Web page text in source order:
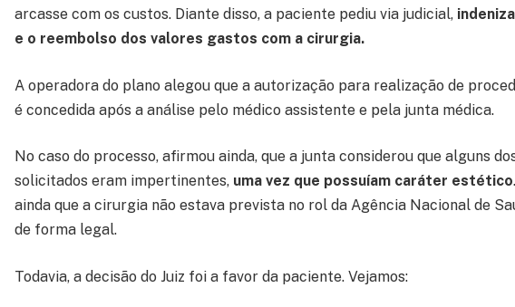
arcasse com os custos. Diante disso, a paciente pediu via judicial,
e o reembolso dos valores gastos com a cirurgia.
A operadora do plano alegou que a autorização para realização de
é concedida após a análise pelo médico assistente e pela junta médica.
No caso do processo, afirmou ainda, que a junta considerou que alguns
solicitados eram impertinentes, uma vez que possuíam caráter estético
ainda que a cirurgia não estava prevista no rol da Agência Nacional de
de forma legal.
Todavia, a decisão do Juiz foi a favor da paciente. Vejamos: